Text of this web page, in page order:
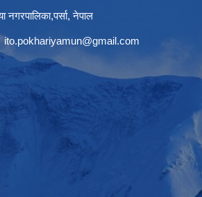
नगरपालिका,पर्सा, नेपाल
ito.pokhariyamun@gmail.com